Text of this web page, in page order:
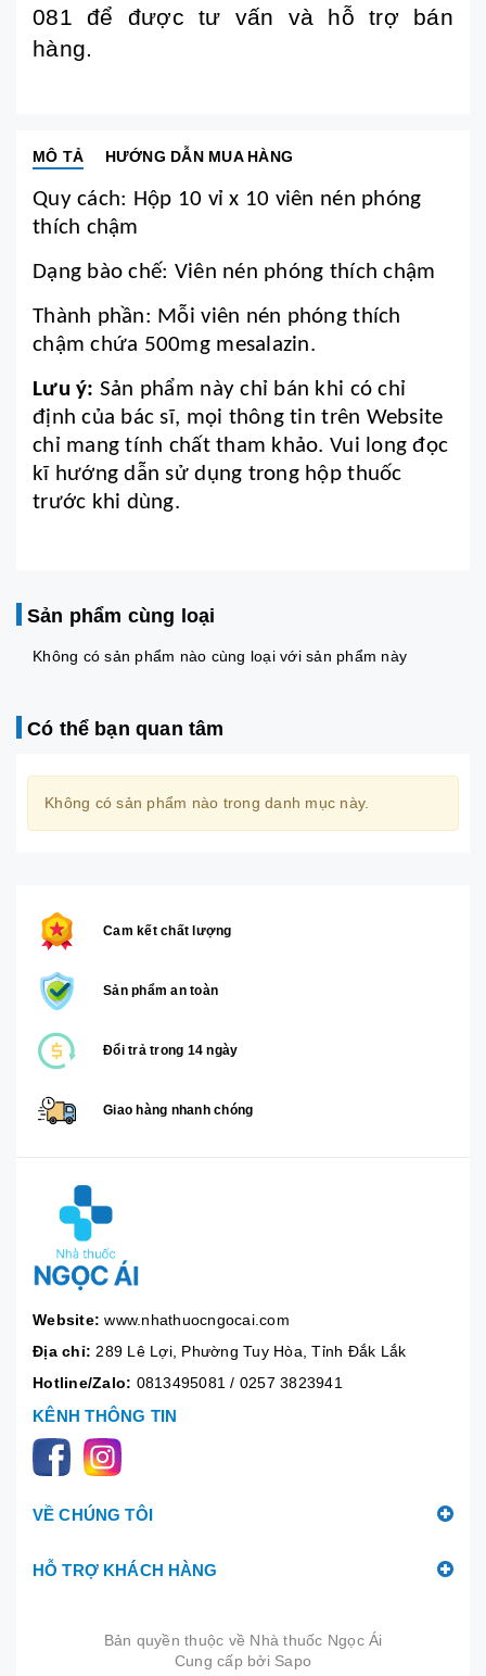
081 để được tư vấn và hỗ trợ bán
hàng.
MÔ TẢ HƯỚNG DẪN MUA HÀNG
Quy cách: Hộp 10 vỉ x 10 viên nén phóng
thích chậm
Dạng bào chế: Viên nén phóng thích chậm
Thành phần: Mỗi viên nén phóng thích
chậm chứa 500mg mesalazin.
Lưu ý: Sản phẩm này chỉ bán khi có chỉ
định của bác sĩ, mọi thông tin trên Website
chỉ mang tính chất tham khảo. Vui long đọc
kĩ hướng dẫn sử dụng trong hộp thuốc
trước khi dùng.
Sản phẩm cùng loại
Không có sản phẩm nào cùng loại với sản phẩm này
Có thể bạn quan tâm
Không có sản phẩm nào trong danh mục này.
Cam kết chất lượng
Sản phẩm an toàn
Đổi trả trong 14 ngày
Giao hàng nhanh chóng
Website: www.nhathuocngocai.com
Địa chỉ: 289 Lê Lợi, Phường Tuy Hòa, Tỉnh Đắk Lắk
Hotline/Zalo: 0813495081/ 0257 3823941
KÊNH THÔNG TIN
VỀ CHÚNG TÔI
HỖ TRỢ KHÁCH HÀNG
Bản quyền thuộc về Nhà thuốc Ngọc Ái
|
Cung cấp bởi Sapo